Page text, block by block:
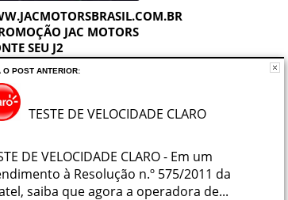
JAC MOTORS
SEU J2
Início
Notícias
O POST ANTERIOR:
TESTE DE VELOCIDADE CLARO
DE VELOCIDADE CLARO - Em um
à Resolução n.º 575/2011 da
saiba que agora a operadora de...